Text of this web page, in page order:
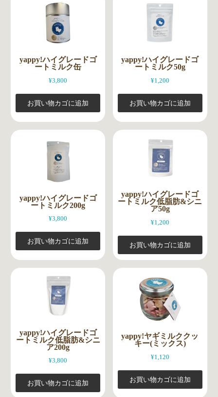
yappy!ハイグレードゴ
ートミルク缶
¥3,800
お買い物カゴに追加
yappy!ハイグレードゴ
ートミルク50g
¥1,200
お買い物カゴに追加
yappy!ハイグレードゴ
ートミルク200g
¥3,800
お買い物カゴに追加
yappy!ハイグレードゴ
ートミルク低脂肪&シニ
ア50g
¥1,200
お買い物カゴに追加
yappy!ハイグレードゴ
ートミルク低脂肪&シニ
ア200g
¥3,800
お買い物カゴに追加
yappy!ヤギミルククッ
キー(ミックス)
¥1,120
お買い物カゴに追加